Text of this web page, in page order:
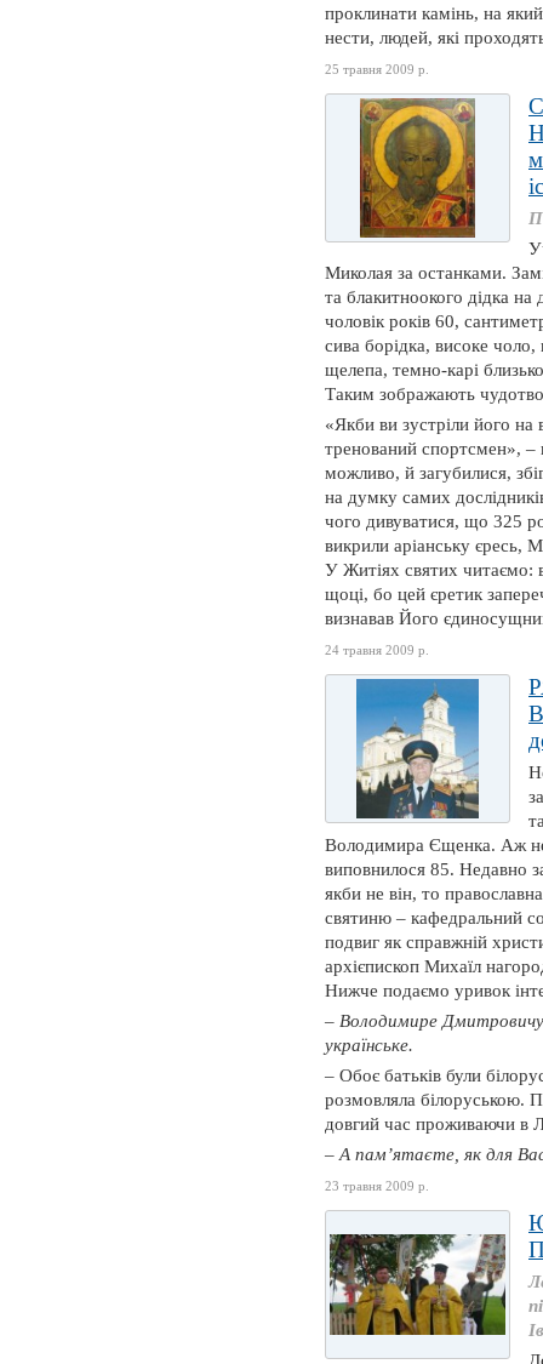
проклинати камінь, на
нести, людей, які
25 травня 2009 р.
Миколая за останками.
та блакитноокого дідка
чоловік років 60,
сива борідка, високе чоло,
щелепа, темно-карі
Таким зображають
«Якби ви зустріли його
тренований спортсмен», –
можливо, й загубилися,
на думку самих
чого дивуватися, що 325
викрили аріанську єресь,
У Житіях святих читаємо:
щоці, бо цей єретик
визнавав Його
24 травня 2009 р.
Володимира Єщенка. Аж
виповнилося 85. Недавно
якби не він, то
святиню – кафедральний
подвиг як справжній
архієпископ Михаїл
Нижче подаємо уривок
– Володимире
українське.
– Обоє батьків були
розмовляла білоруською.
довгий час проживаючи в
– А пам’ятаєте, як для
23 травня 2009 р.